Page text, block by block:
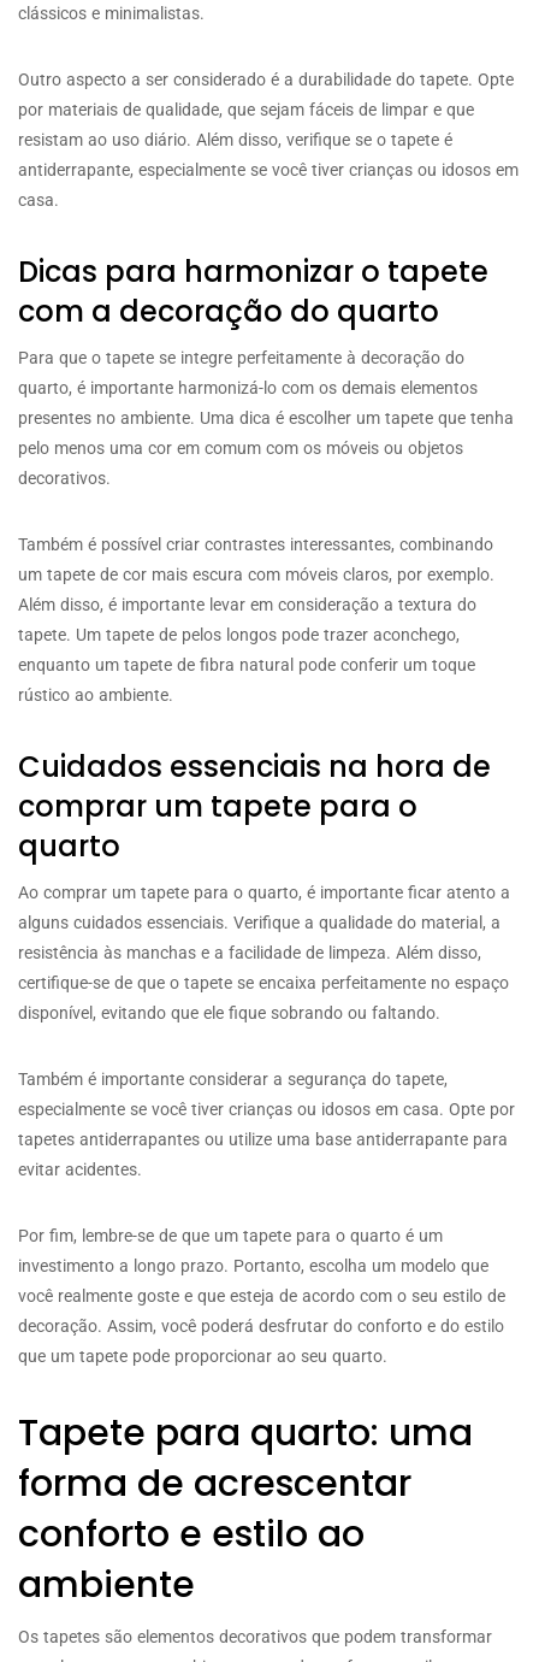
clássicos e minimalistas.
Outro aspecto a ser considerado é a durabilidade do tapete. Opte
por materiais de qualidade, que sejam fáceis de limpar e que
resistam ao uso diário. Além disso, verifique se o tapete é
antiderrapante, especialmente se você tiver crianças ou idosos em
casa.
Dicas para harmonizar o tapete
com a decoração do quarto
Para que o tapete se integre perfeitamente à decoração do
quarto, é importante harmonizá-lo com os demais elementos
presentes no ambiente. Uma dica é escolher um tapete que tenha
pelo menos uma cor em comum com os móveis ou objetos
decorativos.
Também é possível criar contrastes interessantes, combinando
um tapete de cor mais escura com móveis claros, por exemplo.
Além disso, é importante levar em consideração a textura do
tapete. Um tapete de pelos longos pode trazer aconchego,
enquanto um tapete de fibra natural pode conferir um toque
rústico ao ambiente.
Cuidados essenciais na hora de
comprar um tapete para o
quarto
Ao comprar um tapete para o quarto, é importante ficar atento a
alguns cuidados essenciais. Verifique a qualidade do material, a
resistência às manchas e a facilidade de limpeza. Além disso,
certifique-se de que o tapete se encaixa perfeitamente no espaço
disponível, evitando que ele fique sobrando ou faltando.
Também é importante considerar a segurança do tapete,
especialmente se você tiver crianças ou idosos em casa. Opte por
tapetes antiderrapantes ou utilize uma base antiderrapante para
evitar acidentes.
Por fim, lembre-se de que um tapete para o quarto é um
investimento a longo prazo. Portanto, escolha um modelo que
você realmente goste e que esteja de acordo com o seu estilo de
decoração. Assim, você poderá desfrutar do conforto e do estilo
que um tapete pode proporcionar ao seu quarto.
Tapete para quarto: uma
forma de acrescentar
conforto e estilo ao
ambiente
Os tapetes são elementos decorativos que podem transformar